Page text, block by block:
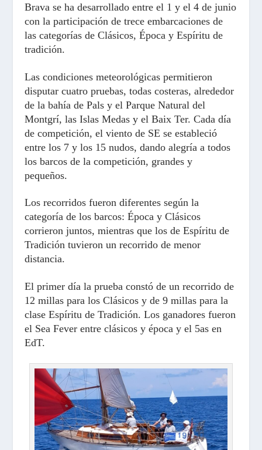
Brava se ha desarrollado entre el 1 y el 4 de junio
con la participación de trece embarcaciones de
las categorías de Clásicos, Época y Espíritu de
tradición.
Las condiciones meteorológicas permitieron
disputar cuatro pruebas, todas costeras, alrededor
de la bahía de Pals y el Parque Natural del
Montgrí, las Islas Medas y el Baix Ter. Cada día
de competición, el viento de SE se estableció
entre los 7 y los 15 nudos, dando alegría a todos
los barcos de la competición, grandes y
pequeños.
Los recorridos fueron diferentes según la
categoría de los barcos: Época y Clásicos
corrieron juntos, mientras que los de Espíritu de
Tradición tuvieron un recorrido de menor
distancia.
El primer día la prueba constó de un recorrido de
12 millas para los Clásicos y de 9 millas para la
clase Espíritu de Tradición. Los ganadores fueron
el Sea Fever entre clásicos y época y el 5as en
EdT.